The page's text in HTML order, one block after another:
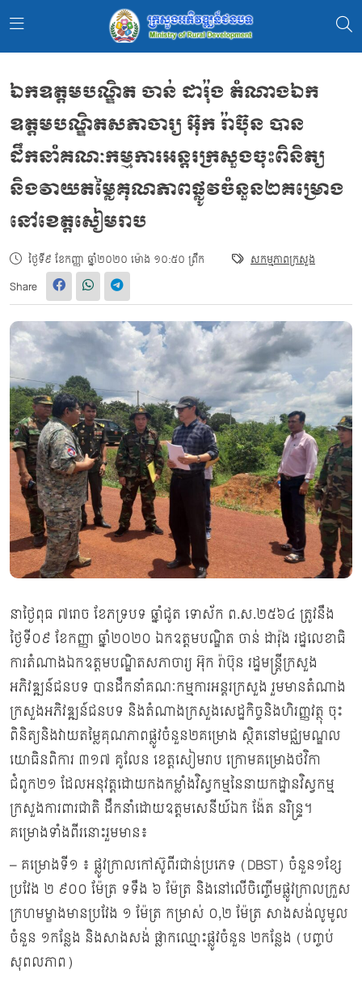
ឯកឧត្ដមបណ្ឌិត ចាន់ ដារ៉ុង តំណាងឯក
ឧត្តមបណ្ឌិតសភាចារ្យ អ៊ុក រ៉ាប៊ុន បាន
ដឹកនាំគណៈកម្មការអន្តរក្រសួងចុះពិនិត្យ
និងវាយតម្លៃគុណភាពផ្លូវចំនួន២គម្រោង
នៅខេត្តសៀមរាប
ថ្ងៃទី៩ ខែកញ្ញា ឆ្នាំ២០២០ ម៉ោង ១០:៥០ ព្រឹក សកម្មភាពក្រសួង
Share
នាថ្ងៃពុធ ៧រោច ខែភទ្របទ ឆ្នាំជូត ទោស័ក ព.ស.២៥៦៤ ត្រូវនឹង
ថ្ងៃទី០៩ ខែកញ្ញា ឆ្នាំ២០២០ ឯកឧត្ដមបណ្ឌិត ចាន់ ដារ៉ុង រដ្ឋលេខាធិ
ការតំណាងឯកឧត្តមបណ្ឌិតសភាចារ្យ អ៊ុក រ៉ាប៊ុន រដ្ឋមន្រ្តីក្រសួង
អភិវឌ្ឍន៍ជនបទ បានដឹកនាំគណៈកម្មការអន្តរក្រសួង រួមមានតំណាង
ក្រសួងអភិវឌ្ឍន៍ជនបទ និងតំណាងក្រសួងសេដ្ឋកិច្ចនិងហិរញ្ញវត្ថុ ចុះ
ពិនិត្យនិងវាយតម្លៃគុណភាពផ្លូវចំនួន២គម្រោង ស្ថិតនៅមជ្ឈមណ្ឌល
យោធិនពិការ ៣១៧ គូលែន ខេត្តសៀមរាប ក្រោមគម្រោងថវិកា
ជំពូក២១ ដែលអនុវត្តដោយកងកម្លាំងវិស្វកម្មនៃនាយកដ្ឋានវិស្វកម្ម
ក្រសួងការពារជាតិ ដឹកនាំដោយឧត្តមសេនីយ៍ឯក ង៉ែត នរិន្ទ្រ។
គម្រោងទាំងពីរនោះរួមមាន៖
– គម្រោងទី១ ៖ ផ្លូវក្រាលកៅស៊ូពីរជាន់ប្រភេទ (DBST) ចំនួន១ខ្សែ
ប្រវែង ២ ៩០០ ម៉ែត្រ ទទឹង ៦ ម៉ែត្រ និងនៅលើចិញ្ចើមផ្លូវក្រាលក្រួស
ក្រហមម្ខាងមានប្រវែង ១ ម៉ែត្រ កម្រាស់ ០,២ ម៉ែត្រ សាងសង់លូមូល
ចំនួន ១កន្លែង និងសាងសង់ ផ្លាកឈ្មោះផ្លូវចំនួន ២កន្លែង (បញ្ចប់
សុពលភាព)